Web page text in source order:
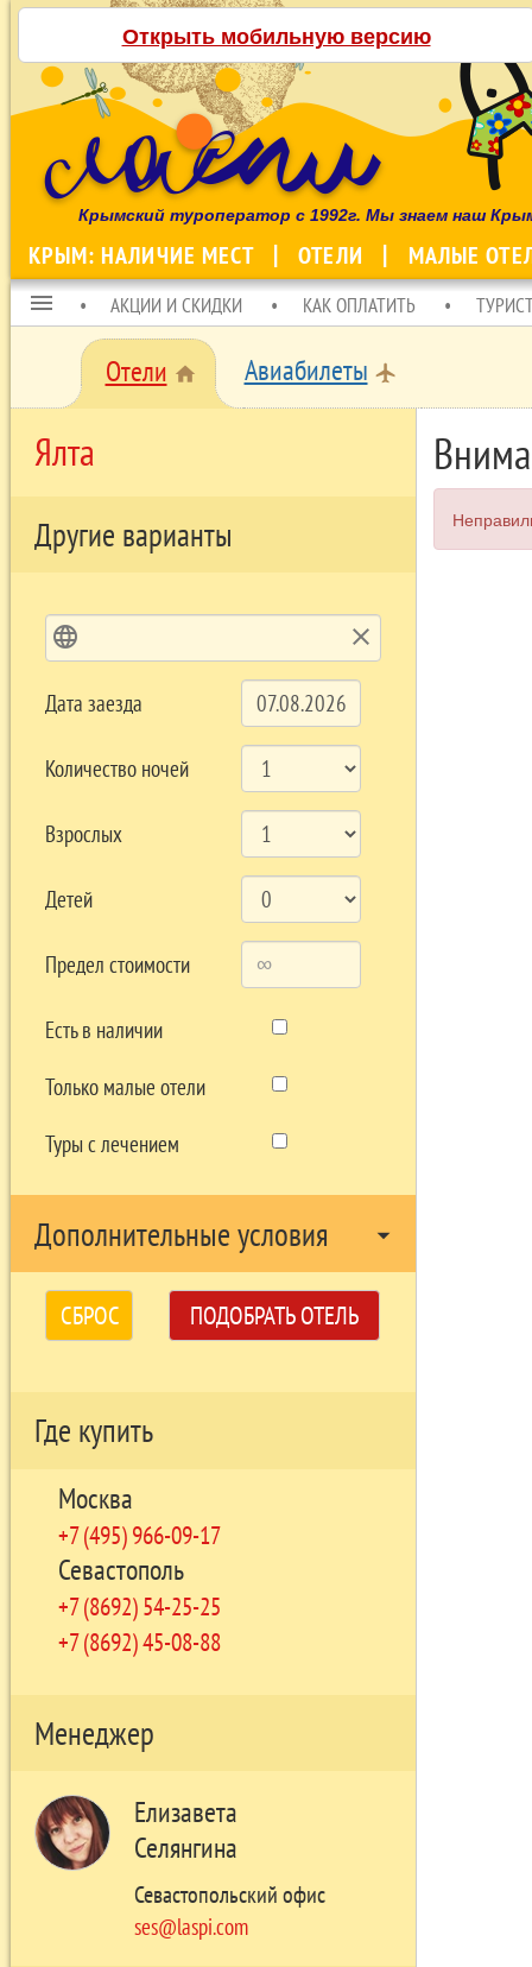
Открыть мобильную версию
Крымский туроператор с 1992г. Мы знаем наш
КРЫМ: НАЛИЧИЕ МЕСТ ОТЕЛИ МАЛЫЕ
menu АКЦИИ И СКИДКИ КАК ОПЛАТИТЬ
Отели home Авиабилеты local_airport
Ялта
Другие варианты
language clear
Дата заезда
Количество ночей
Взрослых
Детей
Предел стоимости
Есть в наличии
Только малые отели
Туры с лечением
Дополнительные условия arrow_drop_down
СБРОС ПОДОБРАТЬ ОТЕЛЬ
Где купить
Москва
+7 (495) 966-09-17
Севастополь
+7 (8692) 54-25-25
+7 (8692) 45-08-88
Менеджер
Елизавета
Селянгина
Севастопольский офис
ses@laspi.com